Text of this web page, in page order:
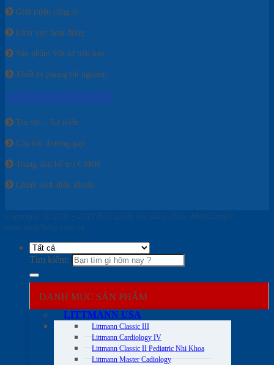
Giới thiệu công ty
Lĩnh vực hoạt động
Sản phẩm Vật tư tiêu hao
Thiết bị phòng thí nghiệm
Tin tức – Sự Kiện
Câu hỏi thường gặp
Trung tâm hỗ trợ CSKH
Chính sách điều khoản
Copyright ⓒ 2009 - 2019 Bản quyền nội dung thuộc MedCheap®
www.medcheap.com.vn
Tìm kiếm:
DANH MỤC SẢN PHẨM
LITTMANN USA
Littmann Classic III
Littmann Cardiology IV
Littmann Classic II Pediatric Nhi Khoa
Littmann Master Cadiology